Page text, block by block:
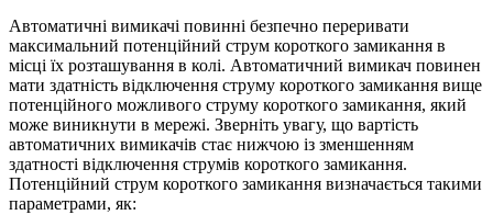
Автоматичні вимикачі повинні безпечно переривати
максимальний потенційний струм короткого замикання в
місці їх розташування в колі. Автоматичний вимикач повинен
мати здатність відключення струму короткого замикання вище
потенційного можливого струму короткого замикання, який
може виникнути в мережі. Зверніть увагу, що вартість
автоматичних вимикачів стає нижчою із зменшенням
здатності відключення струмів короткого замикання.
Потенційний струм короткого замикання визначається такими
параметрами, як: